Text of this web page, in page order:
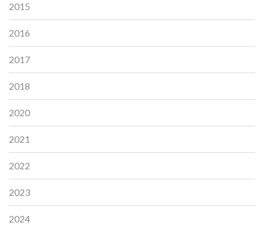
2015
2016
2017
2018
2020
2021
2022
2023
2024